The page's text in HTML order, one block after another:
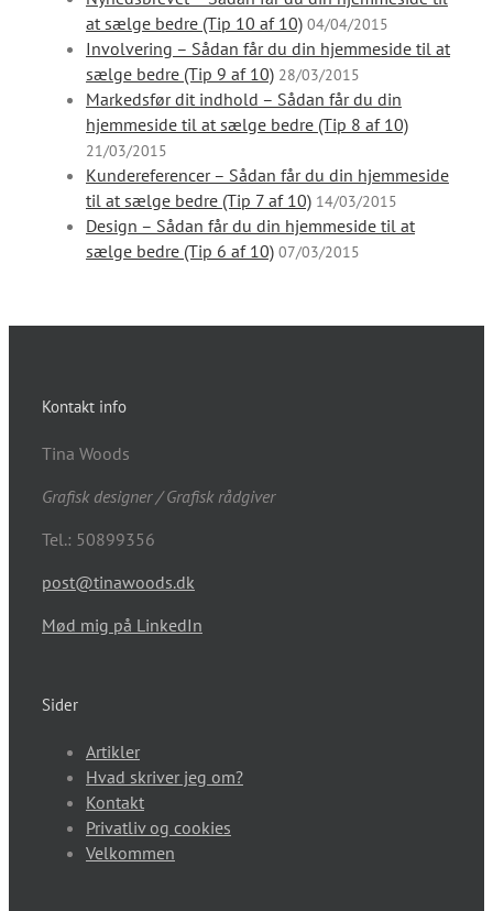
at sælge bedre (Tip 10 af 10) 04/04/2015
Involvering – Sådan får du din hjemmeside til at
sælge bedre (Tip 9 af 10) 28/03/2015
Markedsfør dit indhold – Sådan får du din
hjemmeside til at sælge bedre (Tip 8 af 10)
21/03/2015
Kundereferencer – Sådan får du din hjemmeside
til at sælge bedre (Tip 7 af 10) 14/03/2015
Design – Sådan får du din hjemmeside til at
sælge bedre (Tip 6 af 10) 07/03/2015
Kontakt info
Tina Woods
Grafisk designer / Grafisk rådgiver
Tel.: 50899356
post@tinawoods.dk
Mød mig på LinkedIn
Sider
Artikler
Hvad skriver jeg om?
Kontakt
Privatliv og cookies
Velkommen